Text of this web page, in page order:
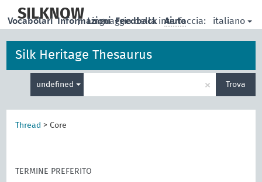
main
SILKNOW
| Linguaggio della interfaccia: italiano
Vocabolari Informazioni Feedback Aiuto
Silk Heritage Thesaurus
undefined
per
× Trova
Thread > Core
TERMINE PREFERITO